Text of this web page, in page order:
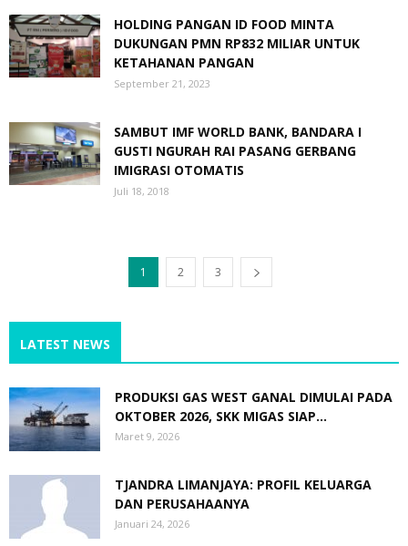
HOLDING PANGAN ID FOOD MINTA
DUKUNGAN PMN RP832 MILIAR UNTUK
KETAHANAN PANGAN
September 21, 2023
SAMBUT IMF WORLD BANK, BANDARA I
GUSTI NGURAH RAI PASANG GERBANG
IMIGRASI OTOMATIS
Juli 18, 2018
1 2 3
LATEST NEWS
PRODUKSI GAS WEST GANAL DIMULAI PADA
OKTOBER 2026, SKK MIGAS SIAP...
Maret 9, 2026
TJANDRA LIMANJAYA: PROFIL KELUARGA
DAN PERUSAHAANYA
Januari 24, 2026